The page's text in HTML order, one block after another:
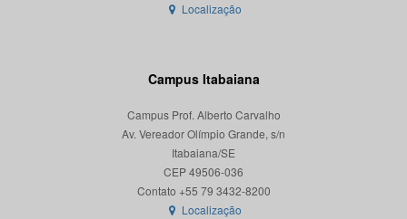
Localização
Campus Itabaiana
Campus Prof. Alberto Carvalho
Av. Vereador Olímpio Grande, s/n
Itabaiana/SE
CEP 49506-036
Localização